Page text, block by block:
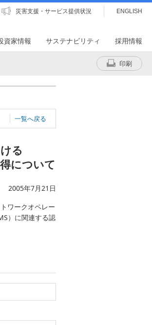
災害支援・サービス提供状況 ENGLISH
資家情報 サステナビリティ 採用情報
印刷
一覧へ戻る
る
について
2005年7月21日
ワークオペレー
）に関連する認